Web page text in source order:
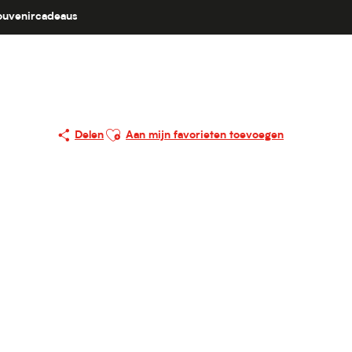
Delen
Ajouter aux favoris
Aan mijn favorieten toevoegen